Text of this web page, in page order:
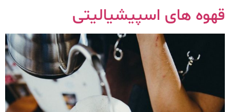
قهوه های اسپیشیالیتی